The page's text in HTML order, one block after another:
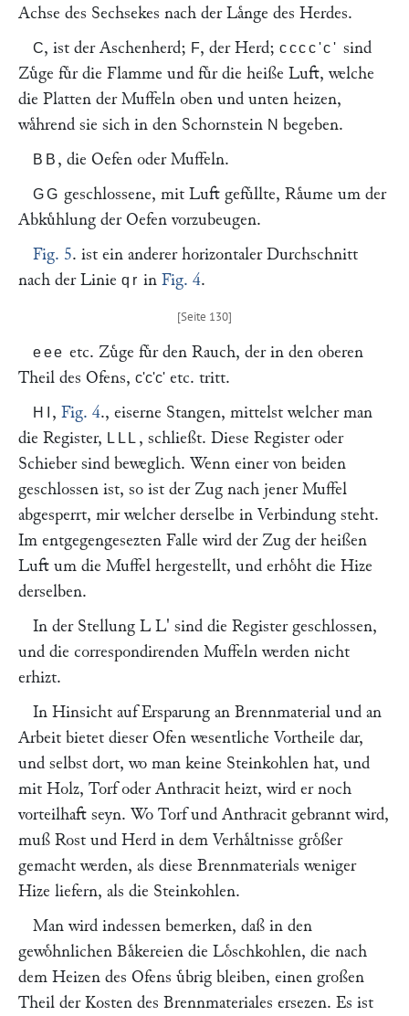
Achse des Sechsekes nach der Laͤnge des Herdes.
C, ist der Aschenherd; F, der Herd; cccc'c' sind
Zuͤge fuͤr die Flamme und fuͤr die heiße Luft, welche
die Platten der Muffeln oben und unten heizen,
waͤhrend sie sich in den Schornstein N begeben.
BB , die Oefen oder Muffeln.
GG geschlossene, mit Luft gefuͤllte, Raͤume um der
Abkuͤhlung der Oefen vorzubeugen.
Fig. 5. ist ein anderer horizontaler Durchschnitt
nach der Linie qr inFig. 4.
eee etc. Zuͤge fuͤr den Rauch, der in den oberen
Theil des Ofens, c'c'c' etc. tritt.
HI ,Fig. 4., eiserne Stangen, mittelst welcher man
die Register, LLL , schließt. Diese Register oder
Schieber sind beweglich. Wenn einer von beiden
geschlossen ist, so ist der Zug nach jener Muffel
abgesperrt, mir welcher derselbe in Verbindung steht.
Im entgegengesezten Falle wird der Zug der heißen
Luft um die Muffel hergestellt, und erhoͤht die Hize
derselben.
In der Stellung L L' sind die Register geschlossen,
und die correspondirenden Muffeln werden nicht
erhizt.
In Hinsicht auf Ersparung an Brennmaterial und an
Arbeit bietet dieser Ofen wesentliche Vortheile dar,
und selbst dort, wo man keine Steinkohlen hat, und
mit Holz, Torf oder Anthracit heizt, wird er noch
vorteilhaft seyn. Wo Torf und Anthracit gebrannt wird,
muß Rost und Herd in dem Verhaͤltnisse groͤßer
gemacht werden, als diese Brennmaterials weniger
Hize liefern, als die Steinkohlen.
Man wird indessen bemerken, daß in den
gewoͤhnlichen Baͤkereien die Loͤschkohlen, die nach
dem Heizen des Ofens uͤbrig bleiben, einen großen
Theil der Kosten des Brennmateriales ersezen. Es ist